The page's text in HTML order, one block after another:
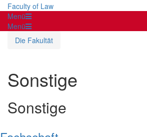
Faculty of Law
Menü
Menü
Die Fakultät
Sonstige
Sonstige